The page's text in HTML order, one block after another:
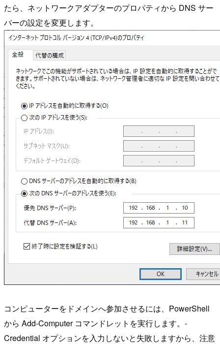
たら、ネットワークアダプターのプロパティから DNS サー
バーの設定を変更します。
コンピューターをドメインへ参加させるには、PowerShell
から Add-Computer コマンドレットを実行します。-
Credential オプションを入力しないと失敗しますから、注意